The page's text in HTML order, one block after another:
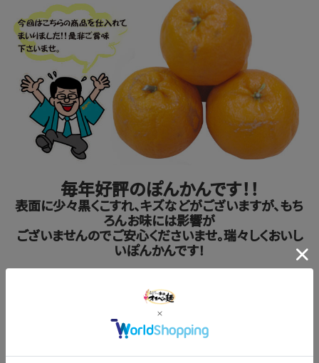
毎年好評のぽんかんです！！
表面に少々黒くこすれ、キズなどがございますが、もち
ろんお味には影響が
ございませんのでご安心くださいませ。瑞々しくおいし
いぽんかんです！
いませ。
数量限定